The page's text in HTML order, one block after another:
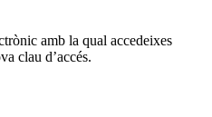
amb la qual accedeixes
clau d’accés.